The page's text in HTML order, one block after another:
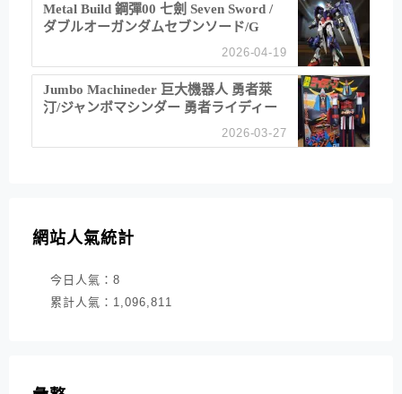
Metal Build 鋼彈00 七劍 Seven Sword /
ダブルオーガンダムセブンソード/G
2026-04-19
Jumbo Machineder 巨大機器人 勇者萊
汀/ジャンボマシンダー 勇者ライディー
2026-03-27
網站人氣統計
今日人氣： 8
累計人氣： 1,096,811